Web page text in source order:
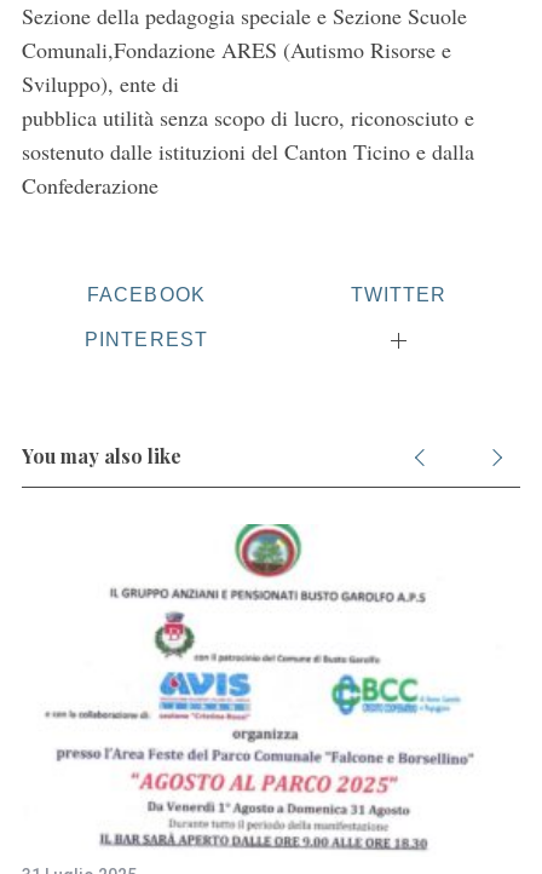
Sezione della pedagogia speciale e Sezione Scuole
Comunali,Fondazione ARES (Autismo Risorse e
Sviluppo), ente di
pubblica utilità senza scopo di lucro, riconosciuto e
sostenuto dalle istituzioni del Canton Ticino e dalla
Confederazione
FACEBOOK TWITTER
PINTEREST
You may also like
S
a
r
c
r